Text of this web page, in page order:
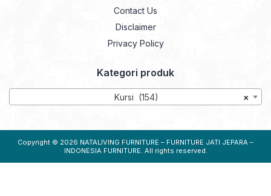
Contact Us
Disclaimer
Privacy Policy
Kategori produk
×
Kursi (154)
Copyright © 2026 NATALIVING FURNITURE – FURNITURE JATI JEPARA –
INDONESIA FURNITURE. All rights reserved.